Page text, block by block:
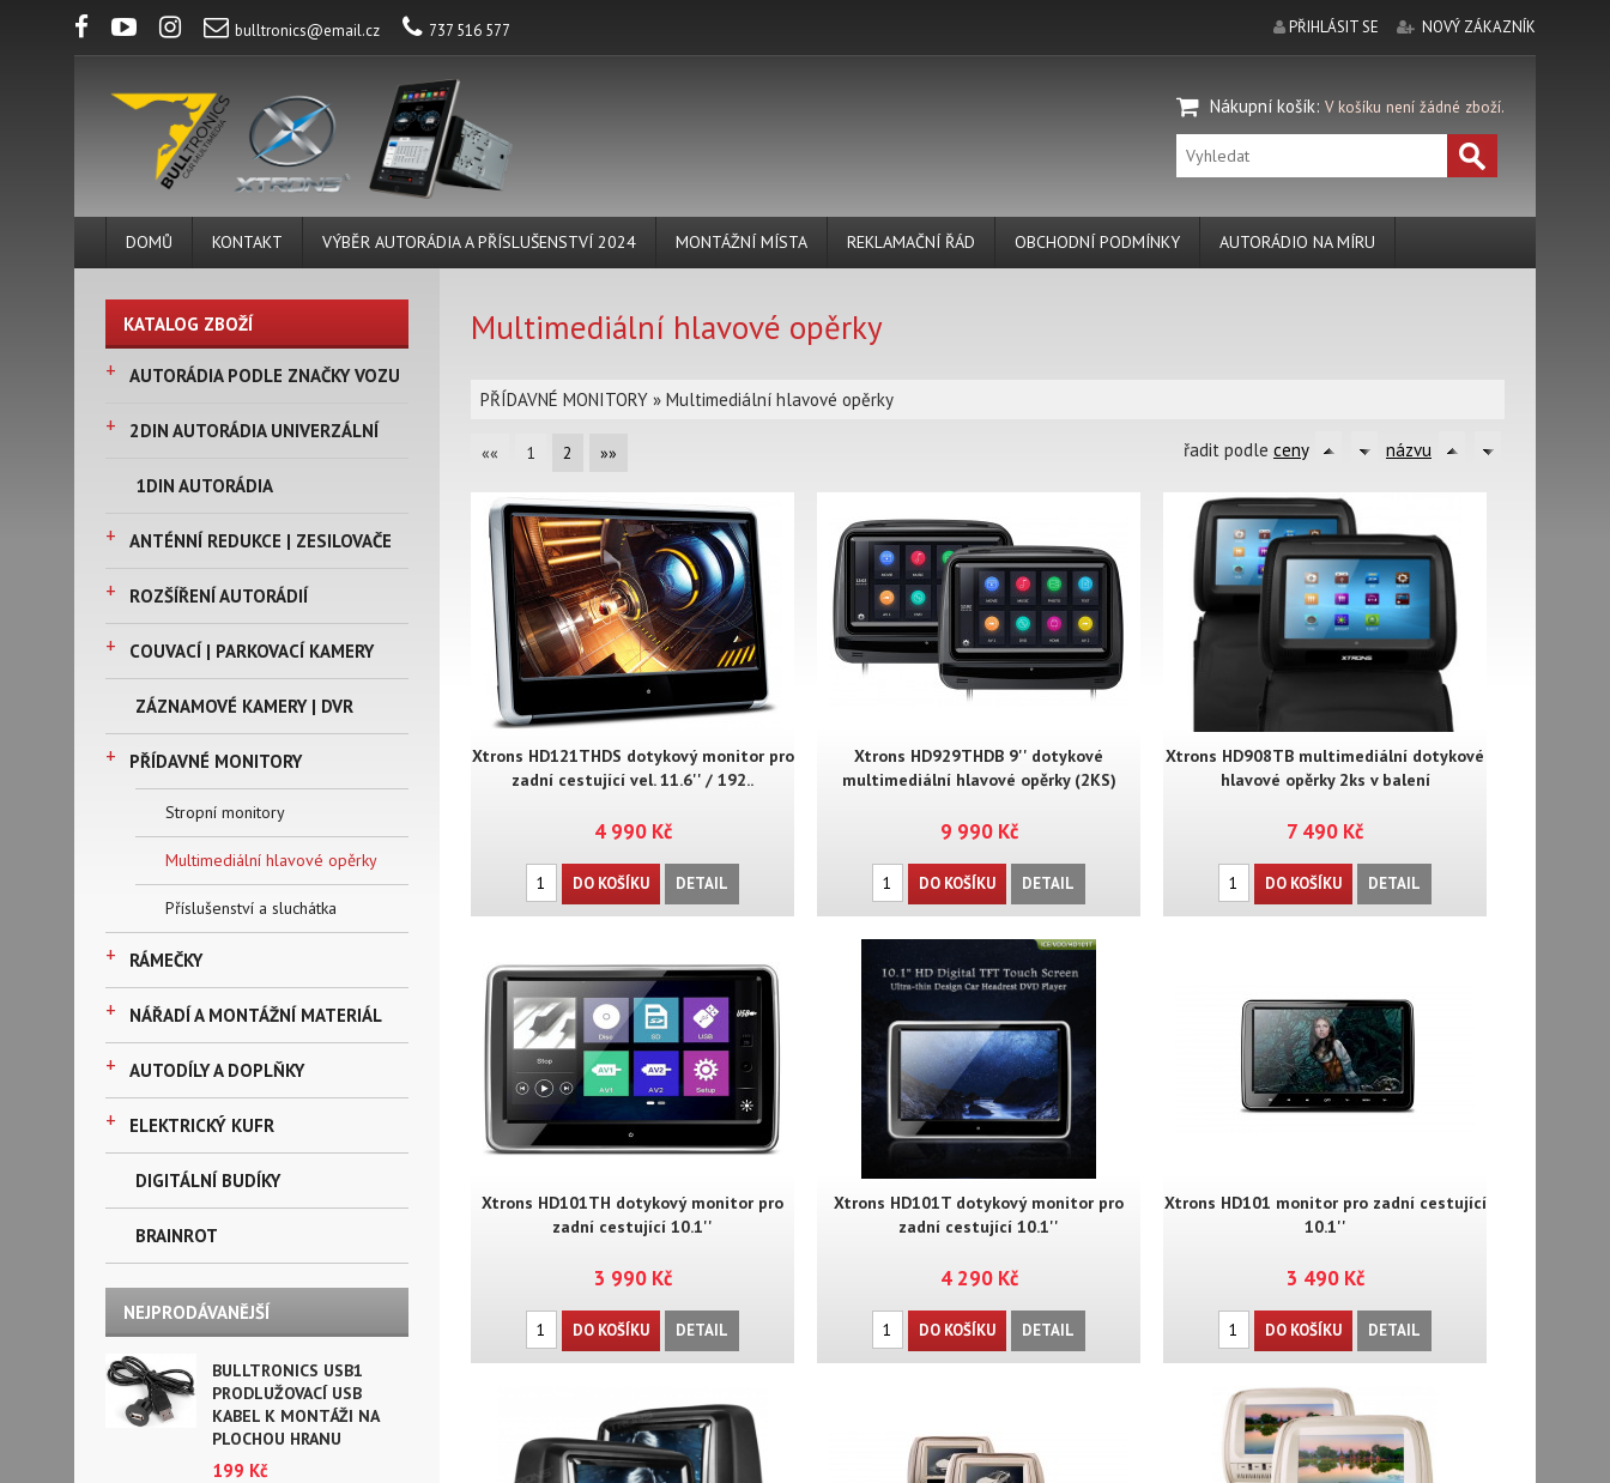
bulltronics@email.cz 737 516 577 PŘIHLÁSIT SE NOVÝ ZÁKAZNÍK
Nákupní košík: V košíku není žádné zboží.
DOMŮ KONTAKT VÝBĚR AUTORÁDIA A PŘÍSLUŠENSTVÍ 2024 MONTÁŽNÍ MÍSTA REKLAMAČNÍ ŘÁD OBCHODNÍ PODMÍNKY AUTORÁDIO NA MÍRU
KATALOG ZBOŽÍ
+ AUTORÁDIA PODLE ZNAČKY VOZU
+ 2DIN AUTORÁDIA UNIVERZÁLNÍ
1DIN AUTORÁDIA
+ ANTÉNNÍ REDUKCE | ZESILOVAČE
+ ROZŠÍŘENÍ AUTORÁDIÍ
+ COUVACÍ | PARKOVACÍ KAMERY
ZÁZNAMOVÉ KAMERY | DVR
+ PŘÍDAVNÉ MONITORY
Stropní monitory
Multimediální hlavové opěrky
Příslušenství a sluchátka
+ RÁMEČKY
+ NÁŘADÍ A MONTÁŽNÍ MATERIÁL
+ AUTODÍLY A DOPLŇKY
+ ELEKTRICKÝ KUFR
DIGITÁLNÍ BUDÍKY
BRAINROT
NEJPRODÁVANĚJŠÍ
BULLTRONICS USB1
PRODLUŽOVACÍ USB
KABEL K MONTÁŽI NA
PLOCHOU HRANU
199 Kč
Multimediální hlavové opěrky
PŘÍDAVNÉ MONITORY » Multimediální hlavové opěrky
«« 1 2 »» řadit podle ceny názvu
Xtrons HD121THDS dotykový monitor pro
zadní cestující vel. 11.6'' / 192..
4 990 Kč
DO KOŠÍKU DETAIL
Xtrons HD929THDB 9'' dotykové
multimediální hlavové opěrky (2KS)
9 990 Kč
DO KOŠÍKU DETAIL
Xtrons HD908TB multimediální dotykové
hlavové opěrky 2ks v balení
7 490 Kč
DO KOŠÍKU DETAIL
Xtrons HD101TH dotykový monitor pro
zadní cestující 10.1''
3 990 Kč
DO KOŠÍKU DETAIL
Xtrons HD101T dotykový monitor pro
zadní cestující 10.1''
4 290 Kč
DO KOŠÍKU DETAIL
Xtrons HD101 monitor pro zadní cestující
10.1''
3 490 Kč
DO KOŠÍKU DETAIL